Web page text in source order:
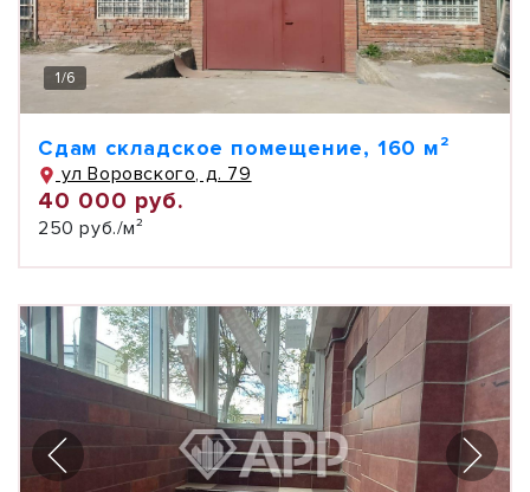
1/6
Сдам складское помещение, 160 м²
ул Воровского, д. 79
40 000 руб.
250 руб./м²